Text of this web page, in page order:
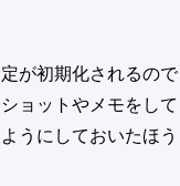
が初期化されるので
ョットやメモをして
うにしておいたほう